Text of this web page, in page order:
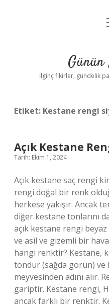
Günün
İlginç fikirler, gündelik
Etiket: Kestane rengi
Açık Kestane
Tarih: Ekim 1, 2024
Açık kestane saç rengi
rengi doğal bir renk
herkese yakışır. Ancak
diğer kestane tonlarını
açık kestane rengi
ve asil ve gizemli bir
hangi renktir? Kestane,
tondur (sağda görün) ve
meyvesinden adını alır.
gariptir. Kestane rengi,
ancak farklı bir renktir.